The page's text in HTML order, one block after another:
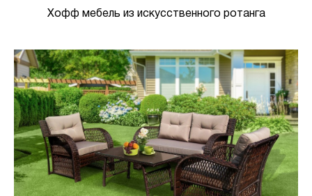
Хофф мебель из искусственного ротанга